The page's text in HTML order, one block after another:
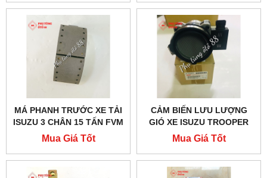
MÁ PHANH TRƯỚC XE TẢI
ISUZU 3 CHÂN 15 TẤN FVM
CẢ XƯƠNG - 1471703160
Mua Giá Tốt
CẢM BIẾN LƯU LƯỢNG
GIÓ XE ISUZU TROOPER
CHÍNH HÃNG - 8251668461
Mua Giá Tốt